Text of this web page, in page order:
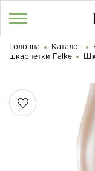
КАТАЛОГ
Доброго дня! Що
Головна Каталог
шкарпетки Falke